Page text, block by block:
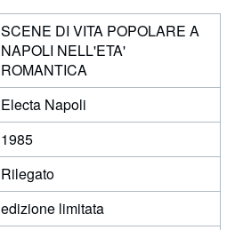
SCENE DI VITA POPOLARE A
NAPOLI NELL'ETA'
ROMANTICA
Electa Napoli
1985
Rilegato
edizione limitata